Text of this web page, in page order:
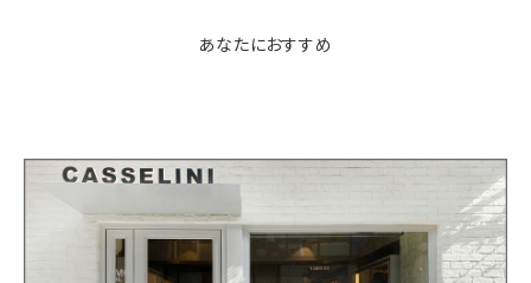
あなたにおすすめ